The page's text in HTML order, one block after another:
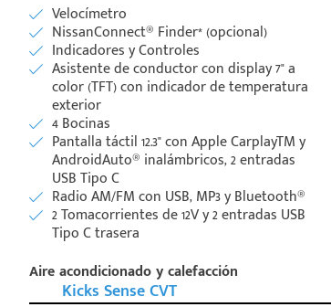
Velocímetro
NissanConnect® Finder* (opcional)
Indicadores y Controles
Asistente de conductor con display 7" a
color (TFT) con indicador de temperatura
exterior
4 Bocinas
Pantalla táctil 12.3" con Apple CarplayTM y
AndroidAuto® inalámbricos, 2 entradas
USB Tipo C
Radio AM/FM con USB, MP3 y Bluetooth®
2 Tomacorrientes de 12V y 2 entradas USB
Tipo C trasera
Aire acondicionado y calefacción
Kicks Sense CVT